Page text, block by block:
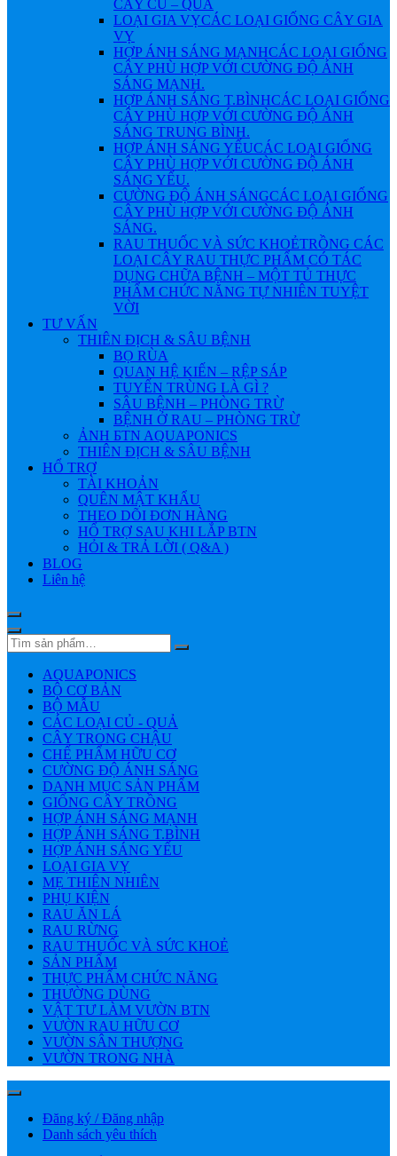
CÂY CỦ – QUẢ
LOẠI GIA VỴCÁC LOẠI GIỐNG CÂY GIA
VỴ
HỢP ÁNH SÁNG MẠNHCÁC LOẠI GIỐNG
CÂY PHÙ HỢP VỚI CƯỜNG ĐỘ ÁNH
SÁNG MẠNH.
HỢP ÁNH SÁNG T.BÌNHCÁC LOẠI GIỐNG
CÂY PHÙ HỢP VỚI CƯỜNG ĐỘ ÁNH
SÁNG TRUNG BÌNH.
HỢP ÁNH SÁNG YẾUCÁC LOẠI GIỐNG
CÂY PHÙ HỢP VỚI CƯỜNG ĐỘ ÁNH
SÁNG YẾU.
CƯỜNG ĐỘ ÁNH SÁNGCÁC LOẠI GIỐNG
CÂY PHÙ HỢP VỚI CƯỜNG ĐỘ ÁNH
SÁNG.
RAU THUỐC VÀ SỨC KHOẺTRỒNG CÁC
LOẠI CÂY RAU THỰC PHẨM CÓ TÁC
DỤNG CHỮA BỆNH – MỘT TỦ THỰC
PHẨM CHỨC NĂNG TỰ NHIÊN TUYỆT
VỜI
TƯ VẤN
THIÊN ĐỊCH & SÂU BỆNH
BỌ RÙA
QUAN HỆ KIẾN – RỆP SÁP
TUYẾN TRÙNG LÀ GÌ ?
SÂU BỆNH – PHÒNG TRỪ
BỆNH Ở RAU – PHÒNG TRỪ
ẢNH БTN AQUAPONICS
THIÊN ĐỊCH & SÂU BỆNH
HỔ TRỢ
TÀI KHOẢN
QUÊN MẬT KHẨU
THEO DÕI ĐƠN HÀNG
HỔ TRỢ SAU KHI LẮP BTN
HỎI & TRẢ LỜI ( Q&A )
BLOG
Liên hệ
AQUAPONICS
BỘ CƠ BẢN
BỘ MẪU
CÁC LOẠI CỦ - QUẢ
CÂY TRONG CHẬU
CHẾ PHẨM HỮU CƠ
CƯỜNG ĐỘ ÁNH SÁNG
DANH MỤC SẢN PHẨM
GIỐNG CÂY TRỒNG
HỢP ÁNH SÁNG MẠNH
HỢP ÁNH SÁNG T.BÌNH
HỢP ÁNH SÁNG YẾU
LOẠI GIA VỴ
MẸ THIÊN NHIÊN
PHỤ KIỆN
RAU ĂN LÁ
RAU RỪNG
RAU THUỐC VÀ SỨC KHOẺ
SẢN PHẨM
THỰC PHẨM CHỨC NĂNG
THƯỜNG DÙNG
VẬT TƯ LÀM VƯỜN BTN
VƯỜN RAU HỮU CƠ
VƯỜN SÂN THƯỢNG
VƯỜN TRONG NHÀ
Đăng ký / Đăng nhập
Danh sách yêu thích